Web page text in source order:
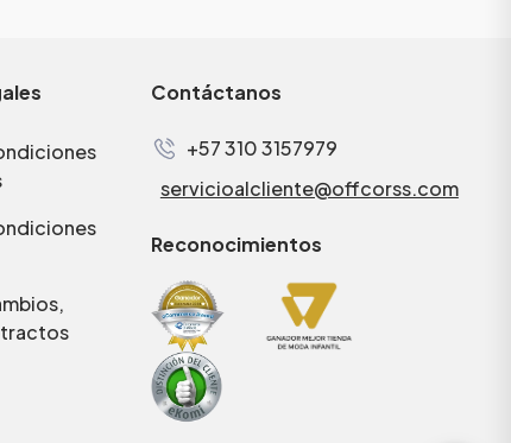
Contáctanos
+57 310 3157979
servicioalcliente@offcorss.com
Reconocimientos